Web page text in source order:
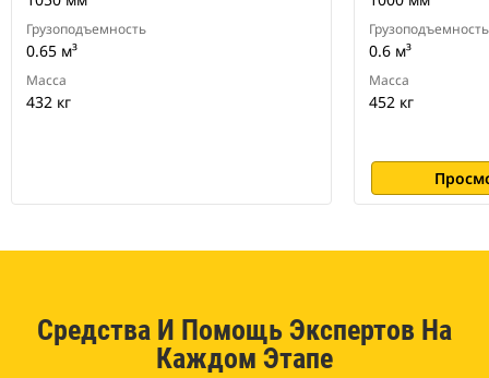
Грузоподъемность
0.65 м³
Масса
432 кг
Грузоподъемность
0.6 м³
Масса
452 кг
Средства И Помощь Экспертов На
Каждом Этапе